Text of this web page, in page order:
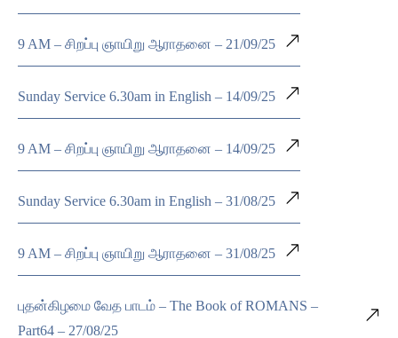
9 AM – சிறப்பு ஞாயிறு ஆராதனை – 21/09/25
Sunday Service 6.30am in English – 14/09/25
9 AM – சிறப்பு ஞாயிறு ஆராதனை – 14/09/25
Sunday Service 6.30am in English – 31/08/25
9 AM – சிறப்பு ஞாயிறு ஆராதனை – 31/08/25
புதன்கிழமை வேத பாடம் – The Book of ROMANS –
Part64 – 27/08/25